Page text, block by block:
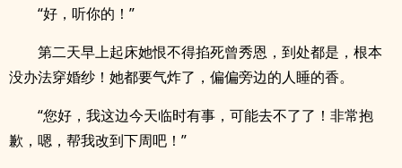
“好，听你的！”
第二天早上起床她恨不得掐死曾秀恩，到处都是，根本
没办法穿婚纱！她都要气炸了，偏偏旁边的人睡的香。
“您好，我这边今天临时有事，可能去不了了！非常抱
歉，嗯，帮我改到下周吧！”